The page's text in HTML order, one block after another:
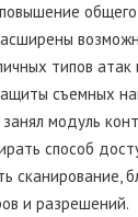
типов атак
съемных
модуль
способ
сканирование,
и разрешений.